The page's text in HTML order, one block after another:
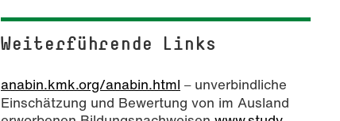
Weiterführende Links
anabin.kmk.org/anabin.html –unverbindliche
Einschätzung und Bewertung von im Ausland